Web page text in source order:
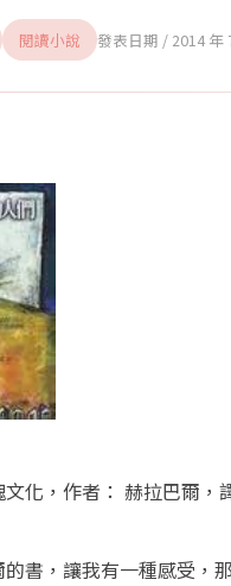
閱讀小說 2014 年
文化，作者： 赫拉巴爾
書，讓我有一種感受，